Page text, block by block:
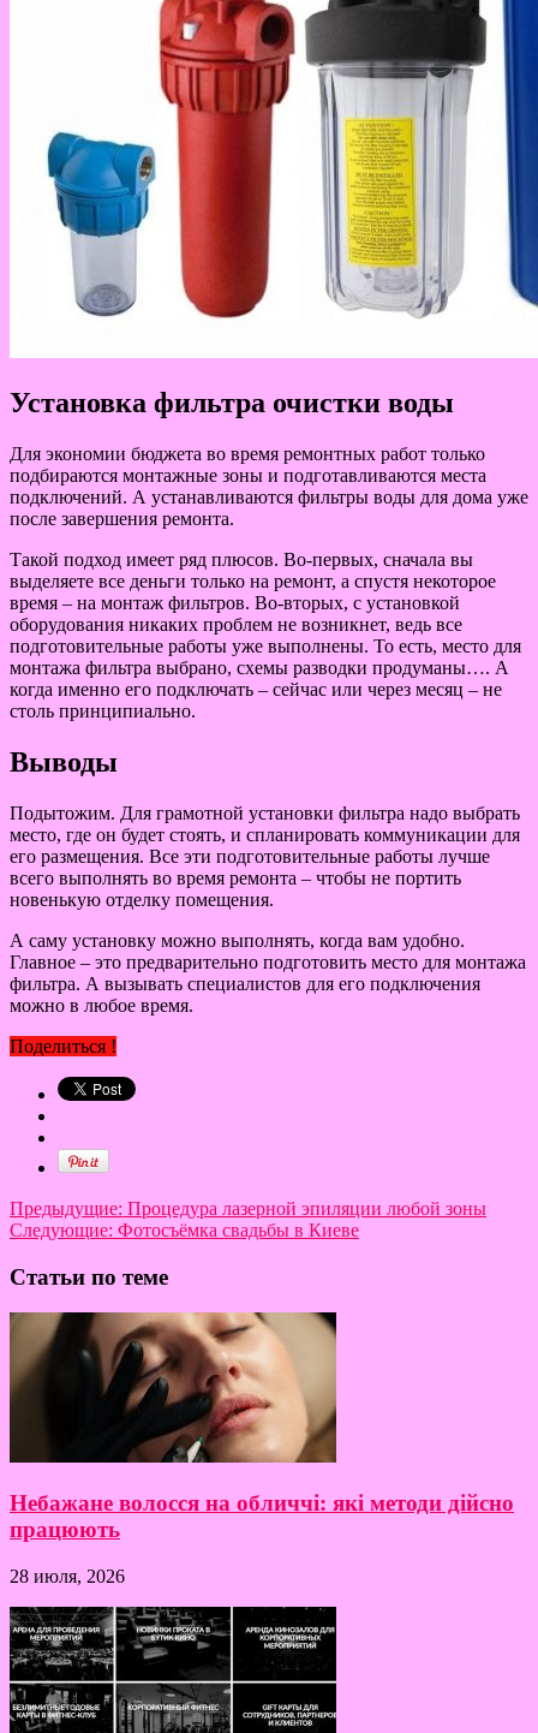
Установка фильтра очистки воды
Для экономии бюджета во время ремонтных работ только
подбираются монтажные зоны и подготавливаются места
подключений. А устанавливаются фильтры воды для дома уже
после завершения ремонта.
Такой подход имеет ряд плюсов. Во-первых, сначала вы
выделяете все деньги только на ремонт, а спустя некоторое
время – на монтаж фильтров. Во-вторых, с установкой
оборудования никаких проблем не возникнет, ведь все
подготовительные работы уже выполнены. То есть, место для
монтажа фильтра выбрано, схемы разводки продуманы…. А
когда именно его подключать – сейчас или через месяц – не
столь принципиально.
Выводы
Подытожим. Для грамотной установки фильтра надо выбрать
место, где он будет стоять, и спланировать коммуникации для
его размещения. Все эти подготовительные работы лучше
всего выполнять во время ремонта – чтобы не портить
новенькую отделку помещения.
А саму установку можно выполнять, когда вам удобно.
Главное – это предварительно подготовить место для монтажа
фильтра. А вызывать специалистов для его подключения
можно в любое время.
Поделиться !
Предыдущие: Процедура лазерной эпиляции любой зоны
Следующие: Фотосъёмка свадьбы в Киеве
Статьи по теме
Небажане волосся на обличчі: які методи дійсно
працюють
28 июля, 2026